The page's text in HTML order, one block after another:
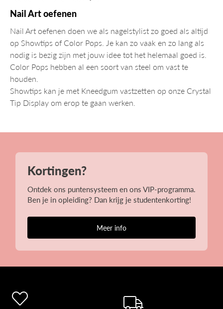
Nail Art oefenen
Nail Art oefenen doen we als nagelstylist zo goed als altijd
op Showtips of Color Pops. Je kan zo vaak en zo lang als
nodig is bezig zijn met jouw idee tot het helemaal goed is.
Color Pops hebben al een soort van steel om vast te
houden.
Showtips kan je met Kneedgum vastzetten op onze Crystal
Tip Display om erop te gaan werken.
Kortingen?
Ontdek ons puntensysteem en ons VIP-programma.
Ben je in opleiding? Dan krijg je studentenkorting!
Meer info